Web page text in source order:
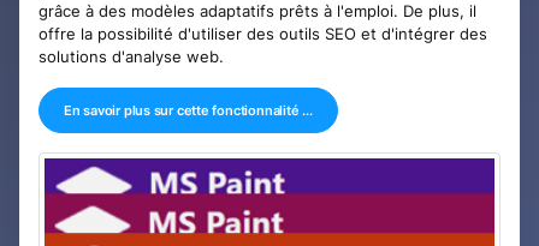
grâce à des modèles adaptatifs prêts à l'emploi. De plus, il
offre la possibilité d'utiliser des outils SEO et d'intégrer des
solutions d'analyse web.
En savoir plus sur cette fonctionnalité ...